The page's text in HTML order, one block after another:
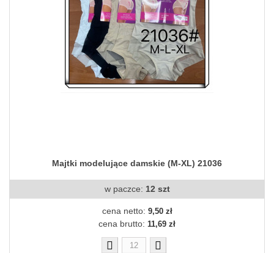
Majtki modelujące damskie (M-XL) 21036
w paczce: 12 szt
cena netto: 9,50 zł
cena brutto: 11,69 zł